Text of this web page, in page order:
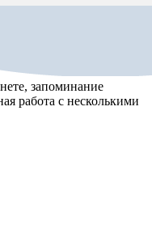
запоминание
работа с несколькими